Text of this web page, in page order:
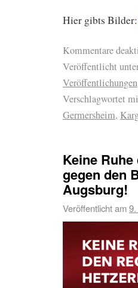
Hier gibts Bilder:
Kommentare
Veröffentlicht
Veröffentlichungen
Verschlagwortet
Germersheim,
Keine
gegen den
Augsburg!
Veröffentlicht am